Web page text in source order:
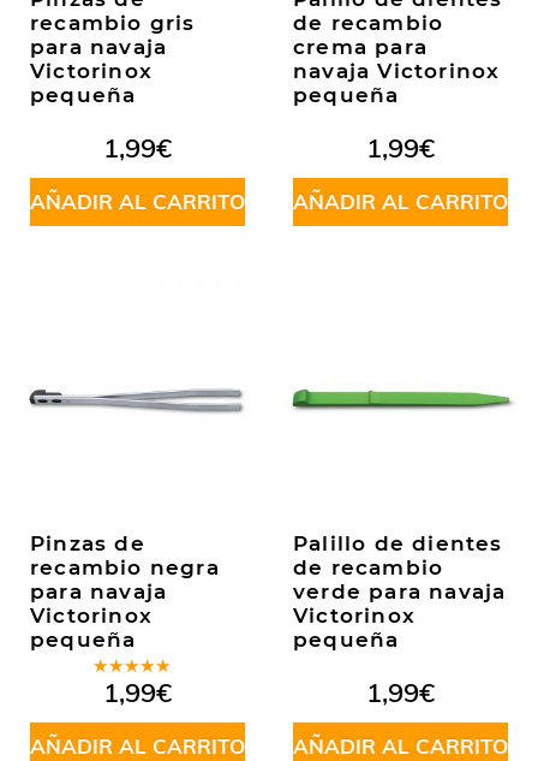
recambio gris
para navaja
Victorinox
pequeña
1,99€
AÑADIR AL CARRITO
de recambio
crema para
navaja Victorinox
pequeña
1,99€
AÑADIR AL CARRITO
Pinzas de
recambio negra
para navaja
Victorinox
pequeña
Valorado
en5.00de
5
1,99€
AÑADIR AL CARRITO
Palillo de dientes
de recambio
verde para navaja
Victorinox
pequeña
1,99€
AÑADIR AL CARRITO